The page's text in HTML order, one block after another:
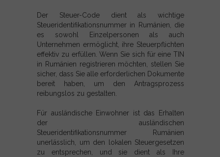
Der Steuer-Code dient als wichtige
Steueridentifikationsnummer in Rumänien, die
es sowohl Einzelpersonen als auch
Unternehmen ermöglicht, ihre Steuerpflichten
effektiv zu erfüllen. Wenn Sie sich für eine TIN
in Rumänien registrieren möchten, stellen Sie
sicher, dass Sie alle erforderlichen Dokumente
bereit haben, um den Antragsprozess
reibungslos zu gestalten.
Für ausländische Einwohner ist das Erhalten
der ausländischen
Steueridentifikationsnummer Rumänien
unerlässlich, um den lokalen Steuergesetzen
zu entsprechen, und sie dient als Ihre